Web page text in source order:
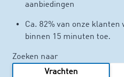
aanbiedingen
Ca. 82% van onze
binnen 15 minuten toe.
Zoeken naar
Vrachten